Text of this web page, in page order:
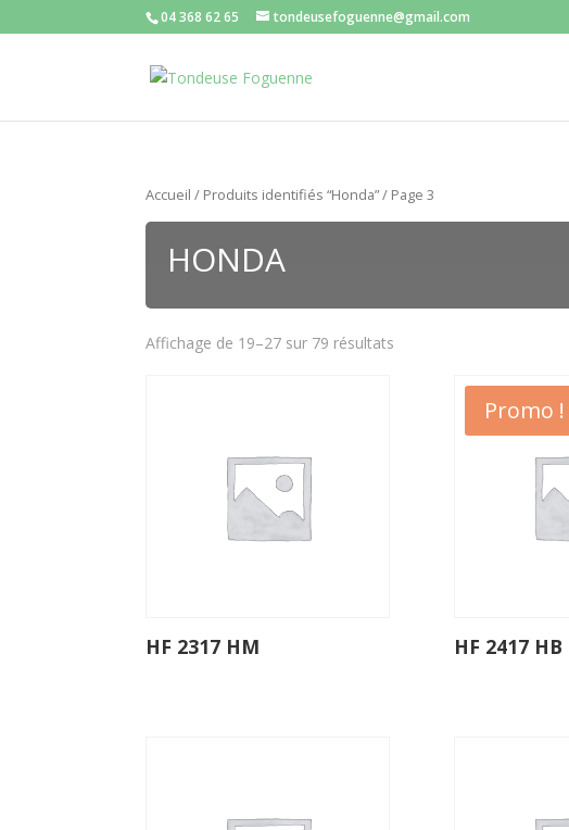
04 368 62 65 tondeusefoguenne@gmail.com
Accueil / Produits identifiés “Honda”/ Page 3
HONDA
Affichage de 19–27 sur 79 résultats
HF 2317 HM
Promo !
HF 2417 HB